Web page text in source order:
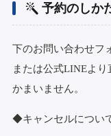
予約のしか
下のお問い合わせフ
または公式LINEよ
かまいません。
◆キャンセルについ